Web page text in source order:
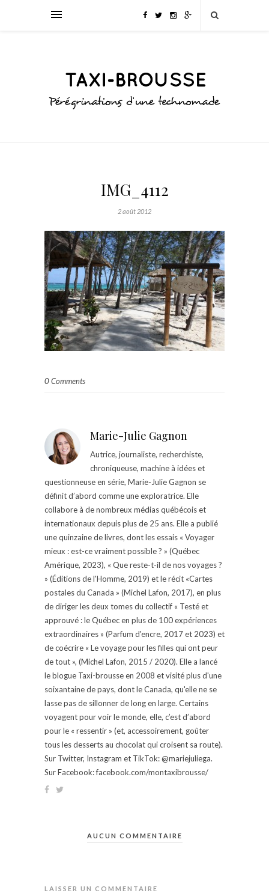
IMG_4112
2 août 2012
0 Comments
Marie-Julie Gagnon
Autrice, journaliste, recherchiste,
chroniqueuse, machine à idées et
questionneuse en série, Marie-Julie Gagnon se
définit d’abord comme une exploratrice. Elle
collabore à de nombreux médias québécois et
internationaux depuis plus de 25 ans. Elle a publié
une quinzaine de livres, dont les essais « Voyager
mieux : est-ce vraiment possible ? » (Québec
Amérique, 2023), « Que reste-t-il de nos voyages ?
» (Éditions de l'Homme, 2019) et le récit «Cartes
postales du Canada » (Michel Lafon, 2017), en plus
de diriger les deux tomes du collectif « Testé et
approuvé : le Québec en plus de 100 expériences
extraordinaires » (Parfum d'encre, 2017 et 2023) et
de coécrire « Le voyage pour les filles qui ont peur
de tout », (Michel Lafon, 2015 / 2020). Elle a lancé
le blogue Taxi-brousse en 2008 et visité plus d'une
soixantaine de pays, dont le Canada, qu'elle ne se
lasse pas de sillonner de long en large. Certains
voyagent pour voir le monde, elle, c’est d’abord
pour le « ressentir » (et, accessoirement, goûter
tous les desserts au chocolat qui croisent sa route).
Sur Twitter, Instagram et TikTok: @mariejuliega.
Sur Facebook: facebook.com/montaxibrousse/
AUCUN COMMENTAIRE
LAISSER UN COMMENTAIRE